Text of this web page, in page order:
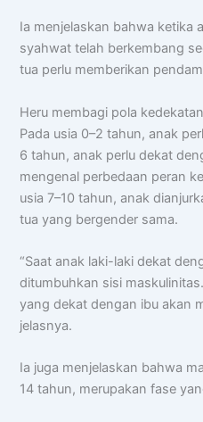
Ia menjelaskan bahwa ketika
syahwat telah berkembang
tua perlu memberikan
Heru membagi pola
Pada usia 0–2 tahun, anak
6 tahun, anak perlu dekat
mengenal perbedaan peran
usia 7–10 tahun, anak
tua yang bergender sama.
“Saat anak laki-laki dekat
ditumbuhkan sisi
yang dekat dengan ibu akan
jelasnya.
Ia juga menjelaskan bahwa
14 tahun, merupakan fase